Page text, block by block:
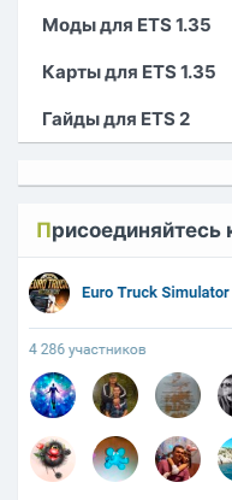
Моды для ETS 1.35
Карты для ETS 1.35
Гайды для ETS 2
Присоединяйтесь